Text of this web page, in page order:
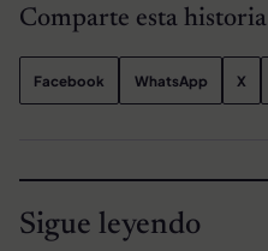
Comparte esta historia
Facebook WhatsApp X
Sigue leyendo